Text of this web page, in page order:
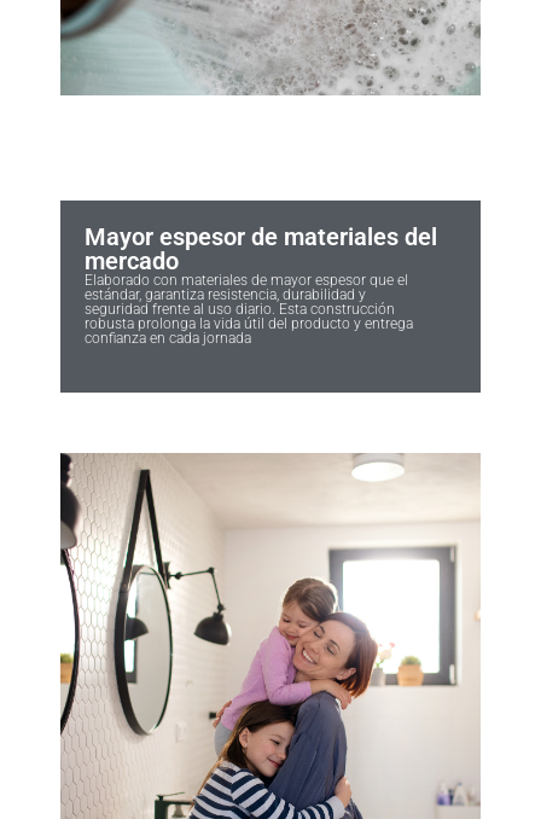
Mayor espesor de materiales del
mercado
Elaborado con materiales de mayor espesor que el
estándar, garantiza resistencia, durabilidad y
seguridad frente al uso diario. Esta construcción
robusta prolonga la vida útil del producto y entrega
confianza en cada jornada